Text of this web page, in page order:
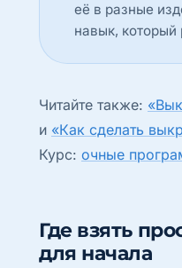
её в разные
навык,
Читайте также:
и «Как сделать
Курс: очные
Где взять
для начала